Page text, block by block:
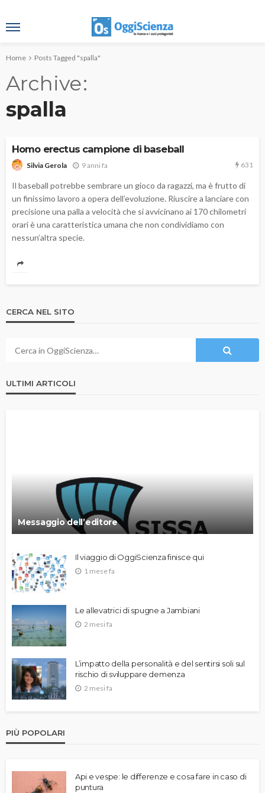
Home Posts Tagged "spalla"
Archive
spalla
Homo erectus campione di baseball
Silvia Gerola 9 anni fa 631
Il baseball potrebbe sembrare un gioco da ragazzi, ma è frutto di
un finissimo lavoro a opera dell’evoluzione. Riuscire a lanciare con
precisione una palla a velocità che si avvicinano ai 170 chilometri
orari è una caratteristica umana che non condividiamo con
nessun’altra specie.
CERCA NEL SITO
ULTIMI ARTICOLI
Messaggio dell’editore
Il viaggio di OggiScienza finisce qui
1 mese fa
Le allevatrici di spugne a Jambiani
2 mesi fa
L’impatto della personalità e del sentirsi soli sul
rischio di sviluppare demenza
2 mesi fa
PIÙ POPOLARI
Api e vespe: le differenze e cosa fare in caso di
puntura